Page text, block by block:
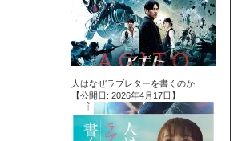
人はなぜラブレターを書くのか
【公開日: 2026年4月17日】